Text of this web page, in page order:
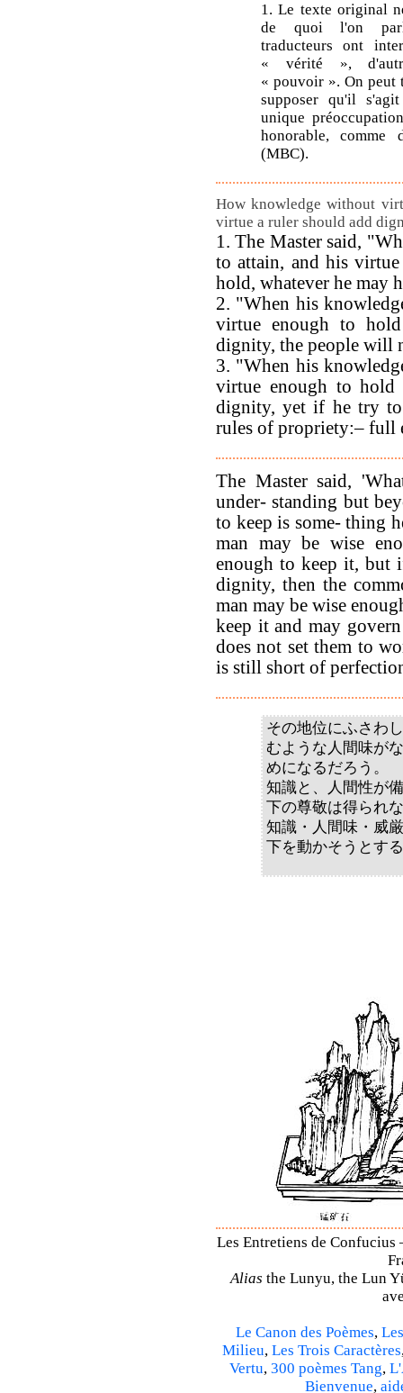
1. Le texte original
de quoi l'on
traducteurs ont
« vérité »,
« pouvoir ». On peut
supposer qu'il
unique
honorable, comme
(MBC).
How knowledge without
virtue a ruler should add
1. The Master said,
to attain, and his
hold, whatever he may
2. "When his
virtue enough to
dignity, the people will
3. "When his
virtue enough to hold
dignity, yet if he try to
rules of propriety:– full
The Master said,
under- standing but
to keep is some- thing
man may be wise
enough to keep it, but
dignity, then the
man may be wise
keep it and may
does not set them to
is still short of
その地位にふさわ
むような人間味が
めになるだろう。
知識と、人間性が
下の尊敬は得られ
知識・人間味・威
下を動かそうとす
Les Entretiens de
Alias the Lunyu, the Lun
Le Canon des Poèmes,
Milieu, Les Trois Caractères
Vertu, 300 poèmes Tang,
Bienvenue,